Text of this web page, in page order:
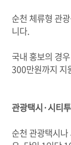
순천 체류형 관
니다.
국내 홍보의 경
300만원까지 지
관광택시·시티
순천 관광택시